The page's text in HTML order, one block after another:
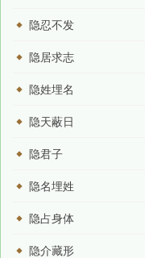
隐忍不发
隐居求志
隐姓埋名
隐天蔽日
隐君子
隐名埋姓
隐占身体
隐介藏形